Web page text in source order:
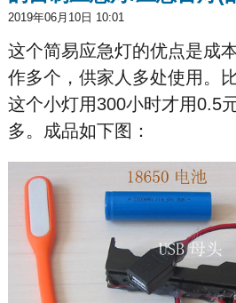
2019年06月10日 10:01
这个简易应急灯的优点是成
作多个，供家人多处使用。
这个小灯用300小时才用0.5
多。成品如下图：